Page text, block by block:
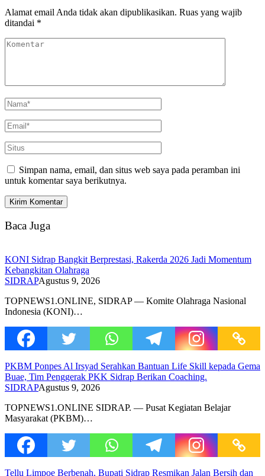
Alamat email Anda tidak akan dipublikasikan. Ruas yang wajib
ditandai *
Simpan nama, email, dan situs web saya pada peramban ini
untuk komentar saya berikutnya.
Baca Juga
KONI Sidrap Bangkit Berprestasi, Rakerda 2026 Jadi Momentum
Kebangkitan Olahraga
SIDRAPAgustus 9, 2026
TOPNEWS1.ONLINE, SIDRAP — Komite Olahraga Nasional
Indonesia (KONI)…
PKBM Ponpes Al Irsyad Serahkan Bantuan Life Skill kepada Gema
Buae, Tim Penggerak PKK Sidrap Berikan Coaching.
SIDRAPAgustus 9, 2026
TOPNEWS1.ONLINE SIDRAP. — Pusat Kegiatan Belajar
Masyarakat (PKBM)…
Tellu Limpoe Berbenah, Bupati Sidrap Resmikan Jalan Bersih dan